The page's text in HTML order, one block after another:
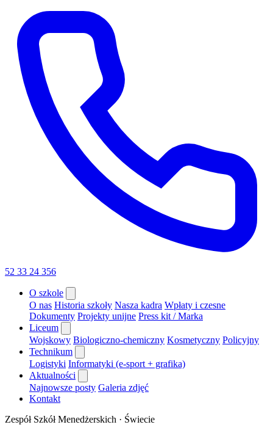
52 33 24 356
O szkole
O nas Historia szkoły Nasza kadra Wpłaty i czesne
Dokumenty Projekty unijne Press kit / Marka
Liceum
Wojskowy Biologiczno-chemiczny Kosmetyczny Policyjny
Technikum
Logistyki Informatyki (e-sport + grafika)
Aktualności
Najnowsze posty Galeria zdjęć
Kontakt
Zespół Szkół Menedżerskich · Świecie